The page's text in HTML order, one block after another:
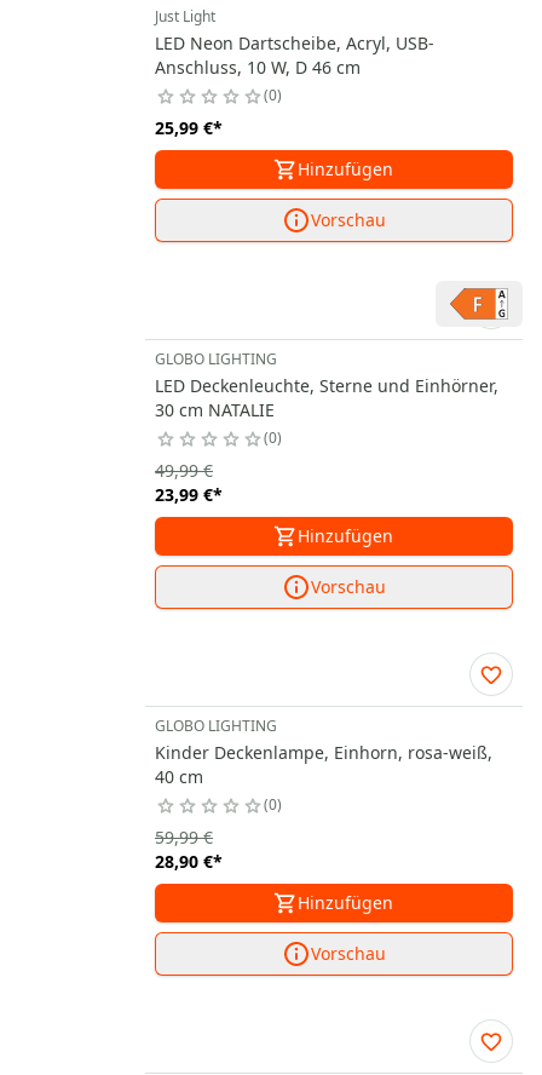
Just Light
LED Neon Dartscheibe, Acryl, USB-
Anschluss, 10 W, D 46 cm
0
25,99 €*
Hinzufügen
Vorschau
GLOBO LIGHTING
LED Deckenleuchte, Sterne und Einhörner,
30 cm NATALIE
0
23,99 €*
49,99 €
Hinzufügen
Vorschau
GLOBO LIGHTING
Kinder Deckenlampe, Einhorn, rosa-weiß,
40 cm
0
28,90 €*
59,99 €
Hinzufügen
Vorschau